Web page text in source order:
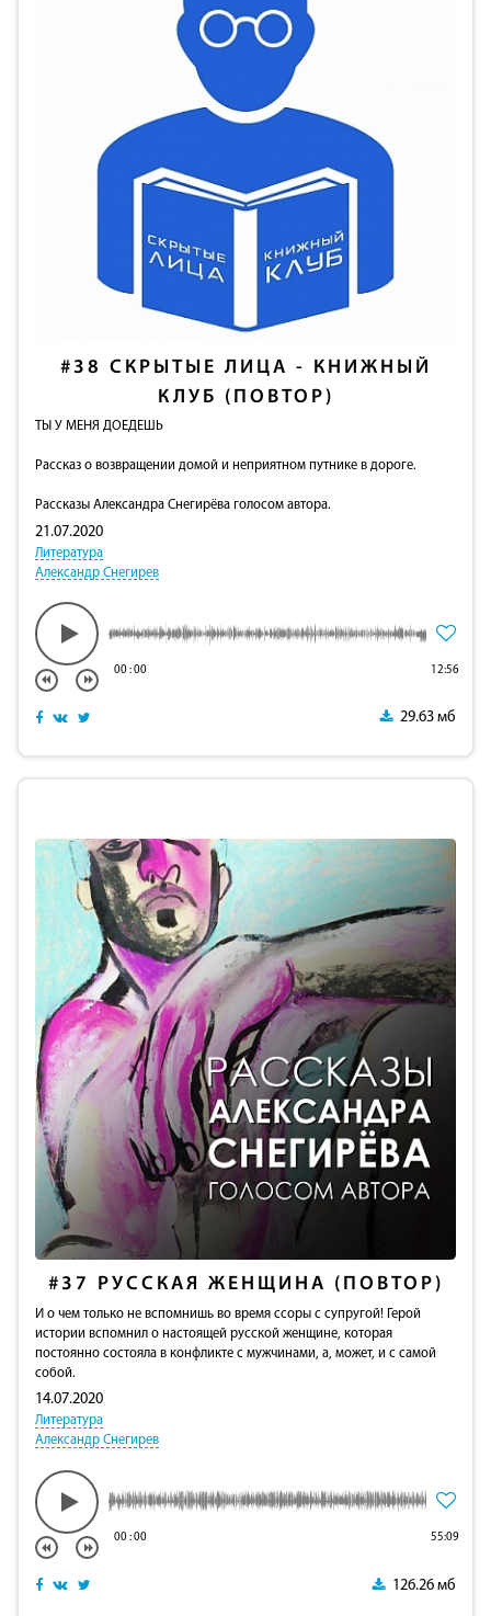
#38 СКРЫТЫЕ ЛИЦА - КНИЖНЫЙ
КЛУБ (ПОВТОР)
ТЫ У МЕНЯ ДОЕДЕШЬ
Рассказ о возвращении домой и неприятном путнике в дороге.
Рассказы Александра Снегирёва голосом автора.
21.07.2020
Литература
Александр Снегирев
00:00 12:56
29.63 мб
#37 РУССКАЯ ЖЕНЩИНА (ПОВТОР)
И о чем только не вспомнишь во время ссоры с супругой! Герой
истории вспомнил о настоящей русской женщине, которая
постоянно состояла в конфликте с мужчинами, а, может, и с самой
собой.
14.07.2020
Литература
Александр Снегирев
00:00 55:09
126.26 мб